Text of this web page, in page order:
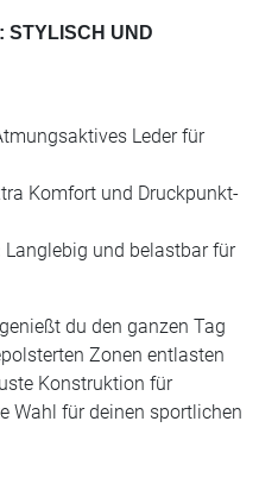
STYLISCH UND
Leder für
Komfort und Druckpunkt-
Langlebig und belastbar für
du den ganzen Tag
Zonen entlasten
Konstruktion für
Wahl für deinen sportlichen